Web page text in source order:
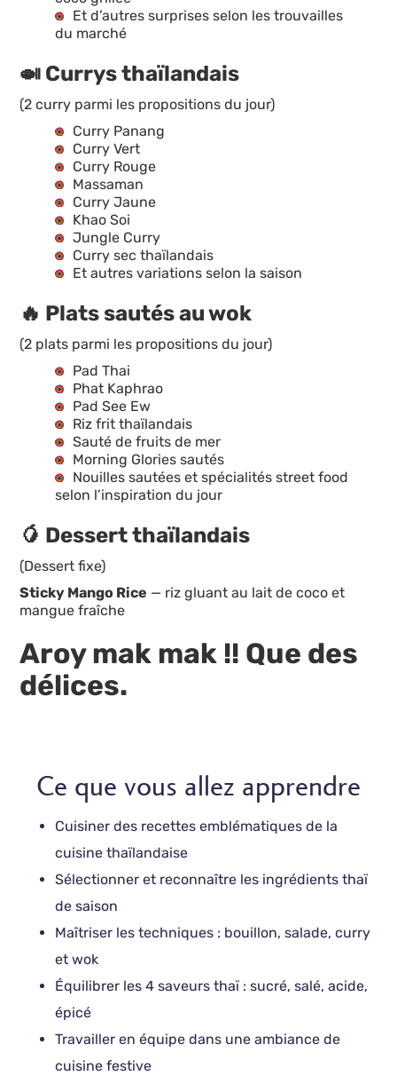
Et d’autres surprises selon les trouvailles
du marché
🍛 Currys thaïlandais
(2 curry parmi les propositions du jour)
Curry Panang
Curry Vert
Curry Rouge
Massaman
Curry Jaune
Khao Soi
Jungle Curry
Curry sec thaïlandais
Et autres variations selon la saison
🔥 Plats sautés au wok
(2 plats parmi les propositions du jour)
Pad Thai
Phat Kaphrao
Pad See Ew
Riz frit thaïlandais
Sauté de fruits de mer
Morning Glories sautés
Nouilles sautées et spécialités street food
selon l’inspiration du jour
🥭 Dessert thaïlandais
(Dessert fixe)
Sticky Mango Rice — riz gluant au lait de coco et
mangue fraîche
Aroy mak mak !! Que des
délices.
Ce que vous allez apprendre
Cuisiner des recettes emblématiques de la
cuisine thaïlandaise
Sélectionner et reconnaître les ingrédients thaï
de saison
Maîtriser les techniques : bouillon, salade, curry
et wok
Équilibrer les 4 saveurs thaï : sucré, salé, acide,
épicé
Travailler en équipe dans une ambiance de
cuisine festive